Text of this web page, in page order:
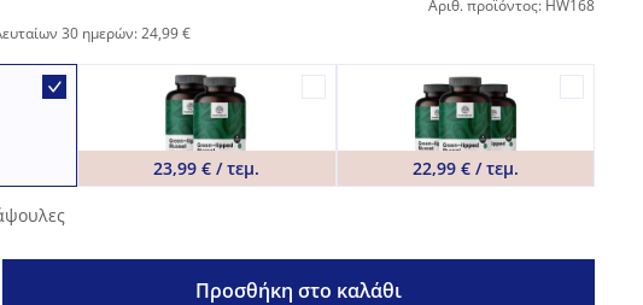
Αριθ. προϊόντος: HW168
30 ημερών: 24,99 €
23,99 € / τεμ. 22,99 € / τεμ.
Προσθήκη στο καλάθι